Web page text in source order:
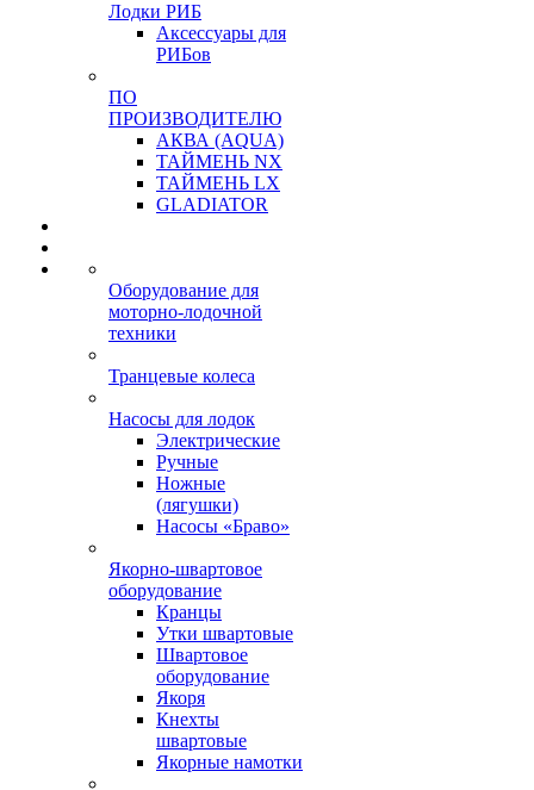
Лодки РИБ
Аксессуары для
РИБов
ПО
ПРОИЗВОДИТЕЛЮ
АКВА (AQUA)
ТАЙМЕНЬ NX
ТАЙМЕНЬ LX
GLADIATOR
Оборудование для
моторно-лодочной
техники
Транцевые колеса
Насосы для лодок
Электрические
Ручные
Ножные
(лягушки)
Насосы «Браво»
Якорно-швартовое
оборудование
Кранцы
Утки швартовые
Швартовое
оборудование
Якоря
Кнехты
швартовые
Якорные намотки